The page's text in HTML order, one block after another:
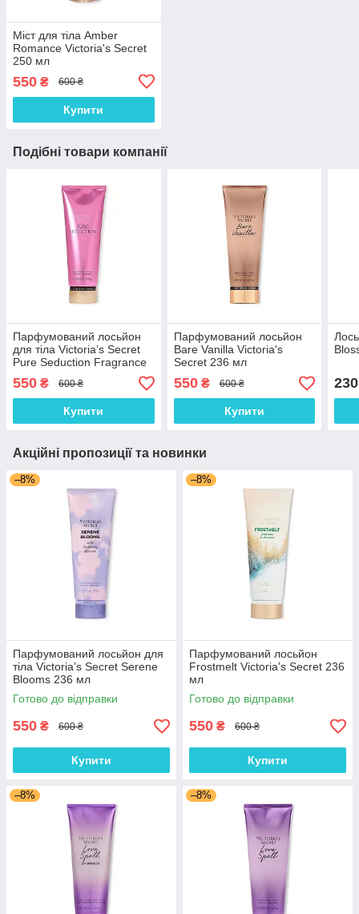
Міст для тіла Amber
Romance Victoria's Secret
250 мл
550 ₴ 600 ₴
Купити
Подібні товари компанії
Парфумований лосьйон
для тіла Victoria’s Secret
Pure Seduction Fragrance
Lotion 236 мл
550 ₴ 600 ₴
Купити
Парфумований лосьйон
Bare Vanilla Victoria's
Secret 236 мл
550₴ 600 ₴
Купити
230
Акційні пропозиції та новинки
–8%
Парфумований лосьйон для
тіла Victoria’s Secret Serene
Blooms 236 мл
Готово до відправки
550 ₴ 600 ₴
Купити
–8%
Парфумований лосьйон
Frostmelt Victoria's Secret 236
мл
Готово до відправки
550 ₴ 600 ₴
Купити
–8% –8%